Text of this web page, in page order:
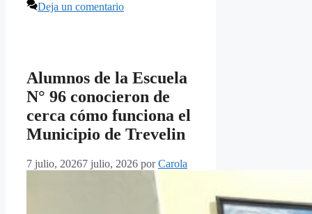
Deja un comentario
Alumnos de la Escuela
N° 96 conocieron de
cerca cómo funciona el
Municipio de Trevelin
7 julio, 20267 julio, 2026 porCarola